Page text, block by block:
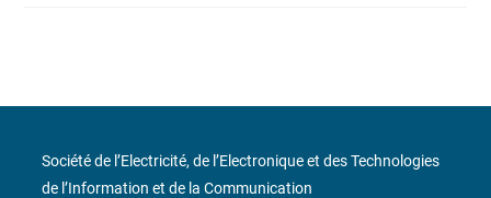
Société de l’Electricité, de l’Electronique et des Technologies
de l’Information et de la Communication